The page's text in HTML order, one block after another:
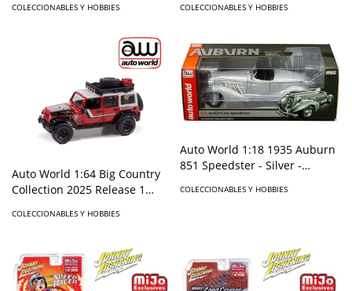
COLECCIONABLES Y HOBBIES
Mossy Oak
COLECCIONABLES Y HOBBIES
Auto World 1:64 Big Country
Collection 2025 Release 1
Field Agent
COLECCIONABLES Y HOBBIES
Auto World 1:18 1935 Auburn
851 Speedster - Silver -
COLECCIONABLES Y HOBBIES